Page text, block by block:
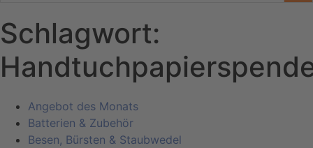
Schlagwort:
Angebot des Monats
Batterien & Zubehör
Besen, Bürsten & Staubwedel